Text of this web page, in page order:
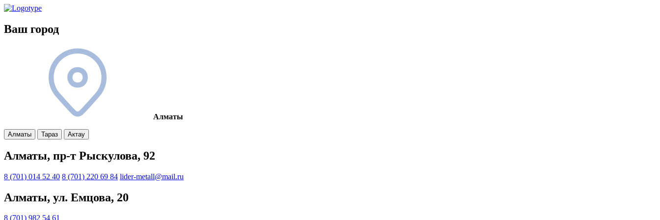
Ваш город
Алматы
Алматы Тараз Актау
Алматы, пр-т Рыскулова, 92
8 (701) 014 52 40 8 (701) 220 69 84 lider-metall@mail.ru
Алматы, ул. Емцова, 20
8 (701) 982 54 61